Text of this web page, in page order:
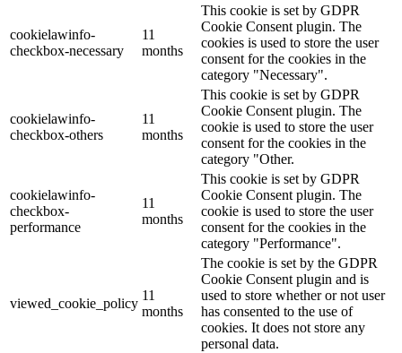
cookielawinfo-
checkbox-necessary
11
months
This cookie is set by GDPR
Cookie Consent plugin. The
cookies is used to store the user
consent for the cookies in the
category "Necessary".
cookielawinfo-
checkbox-others
11
months
This cookie is set by GDPR
Cookie Consent plugin. The
cookie is used to store the user
consent for the cookies in the
category "Other.
cookielawinfo-
checkbox-
performance
11
months
This cookie is set by GDPR
Cookie Consent plugin. The
cookie is used to store the user
consent for the cookies in the
category "Performance".
viewed_cookie_policy
11
months
The cookie is set by the GDPR
Cookie Consent plugin and is
used to store whether or not user
has consented to the use of
cookies. It does not store any
personal data.